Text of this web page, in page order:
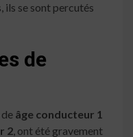
ils se sont percutés
de
âge conducteur 1
2, ont été gravement